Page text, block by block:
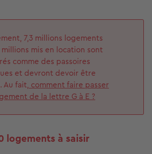
7,3 millions logements
millions mis en location sont
comme des passoires
et devront devoir être
Au fait, comment faire passer
de la lettre G à E ?
logements à saisir